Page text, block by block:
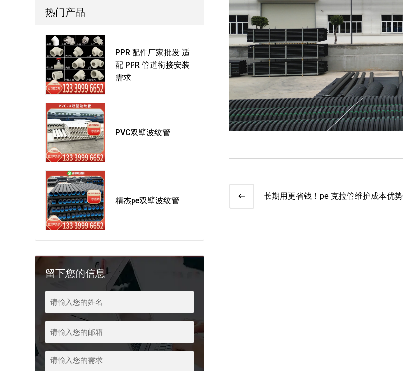
热门产品
PPR 配件厂家批发 适
配 PPR 管道衔接安装
需求
PVC双壁波纹管
精杰pe双壁波纹管
留下您的信息
长期用更省钱！pe 克拉管维护成本优势​